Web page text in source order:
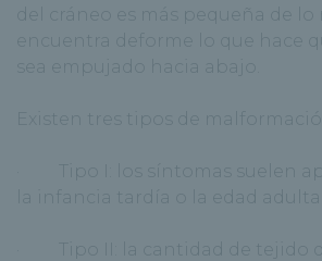
del cráneo es más pequeña de lo
encuentra deforme lo que hace
sea empujado hacia abajo.
Existen tres tipos de
· Tipo I: los síntomas suelen
la infancia tardía o la edad adulta
· Tipo II: la cantidad de tejido